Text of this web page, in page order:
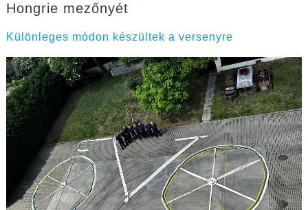
Hongrie mezőnyét
Különleges módon készültek a versenyre